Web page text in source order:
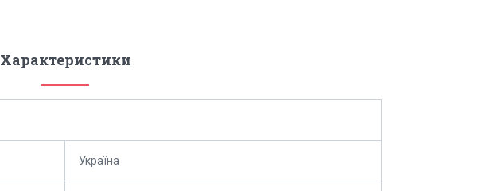
Характеристики
Україна